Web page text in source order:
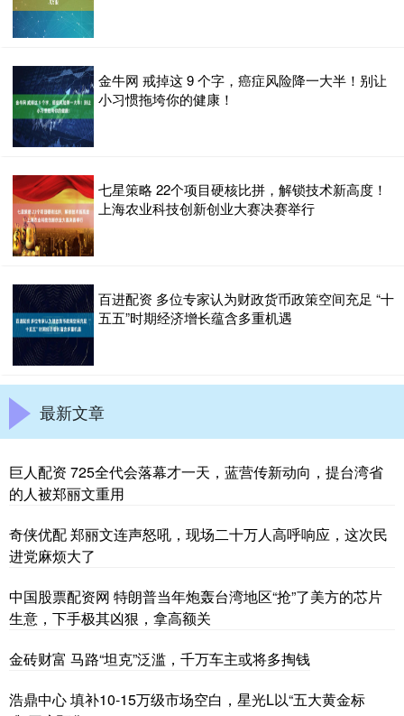
金牛网 戒掉这 9 个字，癌症风险降一大半！别让
小习惯拖垮你的健康！
七星策略 22个项目硬核比拼，解锁技术新高度！
上海农业科技创新创业大赛决赛举行
百进配资 多位专家认为财政货币政策空间充足 “十
五五”时期经济增长蕴含多重机遇
最新文章
巨人配资 725全代会落幕才一天，蓝营传新动向，提台湾省
的人被郑丽文重用
奇侠优配 郑丽文连声怒吼，现场二十万人高呼响应，这次民
进党麻烦大了
中国股票配资网 特朗普当年炮轰台湾地区“抢”了美方的芯片
生意，下手极其凶狠，拿高额关
金砖财富 马路“坦克”泛滥，千万车主或将多掏钱
浩鼎中心 填补10-15万级市场空白，星光L以“五大黄金标